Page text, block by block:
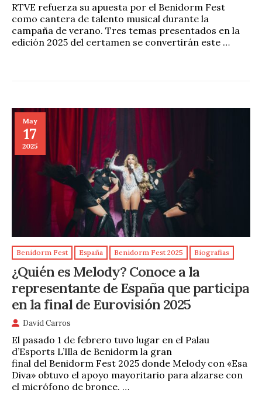
RTVE refuerza su apuesta por el Benidorm Fest
como cantera de talento musical durante la
campaña de verano. Tres temas presentados en la
edición 2025 del certamen se convertirán este …
May
17
2025
Benidorm Fest España Benidorm Fest 2025 Biografias
¿Quién es Melody? Conoce a la
representante de España que participa
en la final de Eurovisión 2025
David Carros
El pasado 1 de febrero tuvo lugar en el Palau
d’Esports L’Illa de Benidorm la gran
final del Benidorm Fest 2025 donde Melody con «Esa
Diva» obtuvo el apoyo mayoritario para alzarse con
el micrófono de bronce. …